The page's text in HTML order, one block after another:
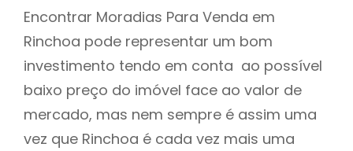
Encontrar Moradias Para Venda em
Rinchoa pode representar um bom
investimento tendo em conta ao possível
baixo preço do imóvel face ao valor de
mercado, mas nem sempre é assim uma
vez que Rinchoa é cada vez mais uma